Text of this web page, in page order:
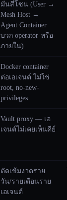
มั่นสี่โซน (User →
Mesh Host →
Agent Container
บวก operator-หรือ-
ภายใน)
Docker container
ต่อเอเจนต์ ไม่ใช่
root, no-new-
privileges
Vault proxy — เอ
เจนต์ไม่เคยเห็นคีย์
ตัดเข้มงวดราย
วัน/รายเดือนราย
เอเจนต์